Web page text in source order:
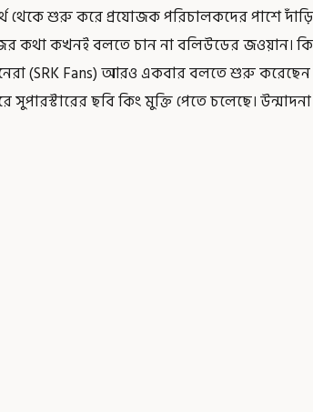
থেকে শুরু করে প্রযোজক পরিচালকদের পাশে
কথা কখনই বলতে চান না বলিউডের জওয়ান।
(SRK Fans) আরও একবার বলতে শুরু করেছেন
সুপারস্টারের ছবি কিং মুক্তি পেতে চলেছে।